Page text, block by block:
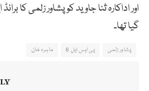
اور اداکارہ ثنا جاوید کو پشاور زلمی کا
گیا تھا۔
پشاور زلمی پی ایس ایل 6 ماہرہ خان